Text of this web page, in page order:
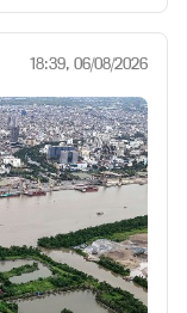
18:39, 06/08/2026